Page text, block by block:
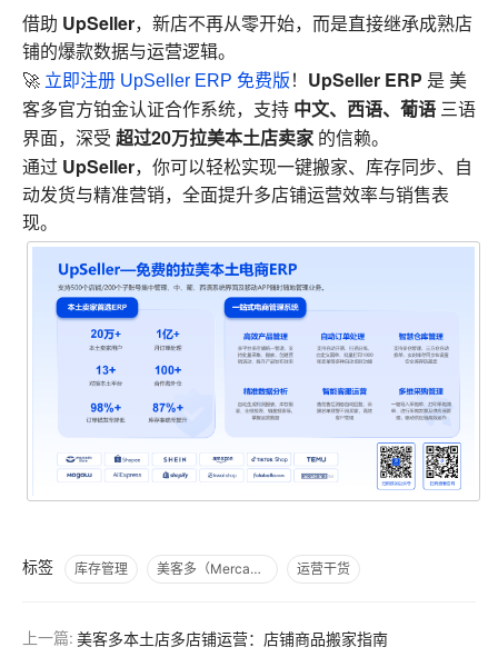
借助 UpSeller，新店不再从零开始，而是直接继承成熟店
铺的爆款数据与运营逻辑。
🚀 立即注册 UpSeller ERP 免费版 ！ UpSeller ERP 是 美
客多官方铂金认证合作系统，支持 中文、西语、葡语 三语
界面，深受 超过20万拉美本土店卖家 的信赖。
通过 UpSeller，你可以轻松实现一键搬家、库存同步、自
动发货与精准营销，全面提升多店铺运营效率与销售表
现。
标签 库存管理 美客多（Mercado Libre） 运营干货
上一篇: 美客多本土店多店铺运营：店铺商品搬家指南